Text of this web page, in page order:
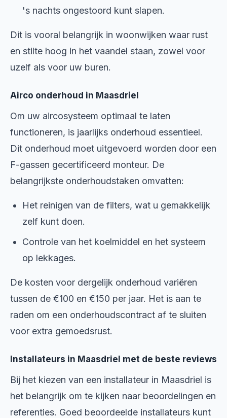
's nachts ongestoord kunt slapen.
Dit is vooral belangrijk in woonwijken waar rust
en stilte hoog in het vaandel staan, zowel voor
uzelf als voor uw buren.
Airco onderhoud in Maasdriel
Om uw aircosysteem optimaal te laten
functioneren, is jaarlijks onderhoud essentieel.
Dit onderhoud moet uitgevoerd worden door een
F-gassen gecertificeerd monteur. De
belangrijkste onderhoudstaken omvatten:
Het reinigen van de filters, wat u gemakkelijk
zelf kunt doen.
Controle van het koelmiddel en het systeem
op lekkages.
De kosten voor dergelijk onderhoud variëren
tussen de €100 en €150 per jaar. Het is aan te
raden om een onderhoudscontract af te sluiten
voor extra gemoedsrust.
Installateurs in Maasdriel met de beste reviews
Bij het kiezen van een installateur in Maasdriel is
het belangrijk om te kijken naar beoordelingen en
referenties. Goed beoordeelde installateurs kunt